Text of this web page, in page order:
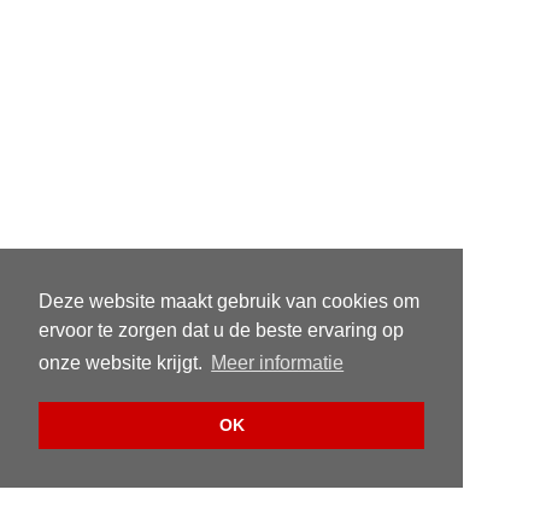
Deze website maakt gebruik van cookies om
ervoor te zorgen dat u de beste ervaring op
onze website krijgt. Meer informatie
OK